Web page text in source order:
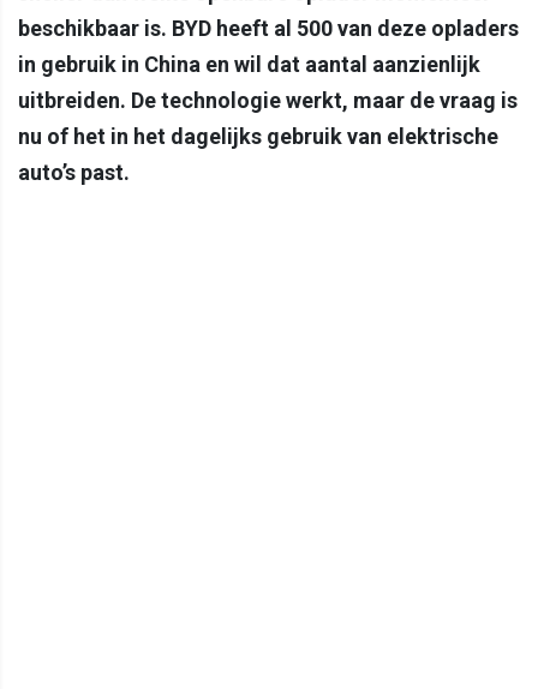
beschikbaar is. BYD heeft al 500 van deze opladers
in gebruik in China en wil dat aantal aanzienlijk
uitbreiden. De technologie werkt, maar de vraag is
nu of het in het dagelijks gebruik van elektrische
auto’s past.